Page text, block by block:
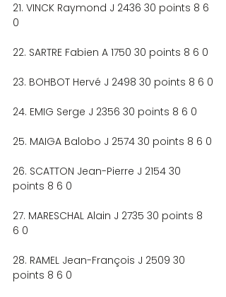
21. VINCK Raymond J 2436 30 points 8 6
0
22. SARTRE Fabien A 1750 30 points 8 6 0
23. BOHBOT Hervé J 2498 30 points 8 6 0
24. EMIG Serge J 2356 30 points 8 6 0
25. MAIGA Balobo J 2574 30 points 8 6 0
26. SCATTON Jean-Pierre J 2154 30
points 8 6 0
27. MARESCHAL Alain J 2735 30 points 8
6 0
28. RAMEL Jean-François J 2509 30
points 8 6 0